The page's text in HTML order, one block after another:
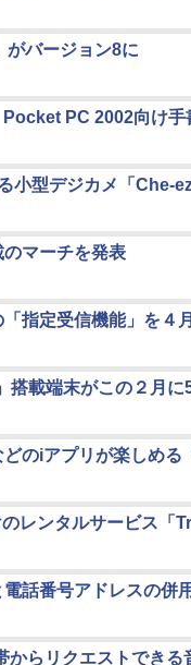
がバージョン8に
PC 2002向け手
小型デジカメ「Che-
のマーチを発表
指定受信機能」を４
搭載端末がこの２月に
のiアプリが楽しめる
レンタルサービス「
話番号アドレスの併
からリクエストできる